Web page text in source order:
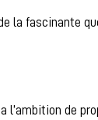
la fascinante
l’ambition de